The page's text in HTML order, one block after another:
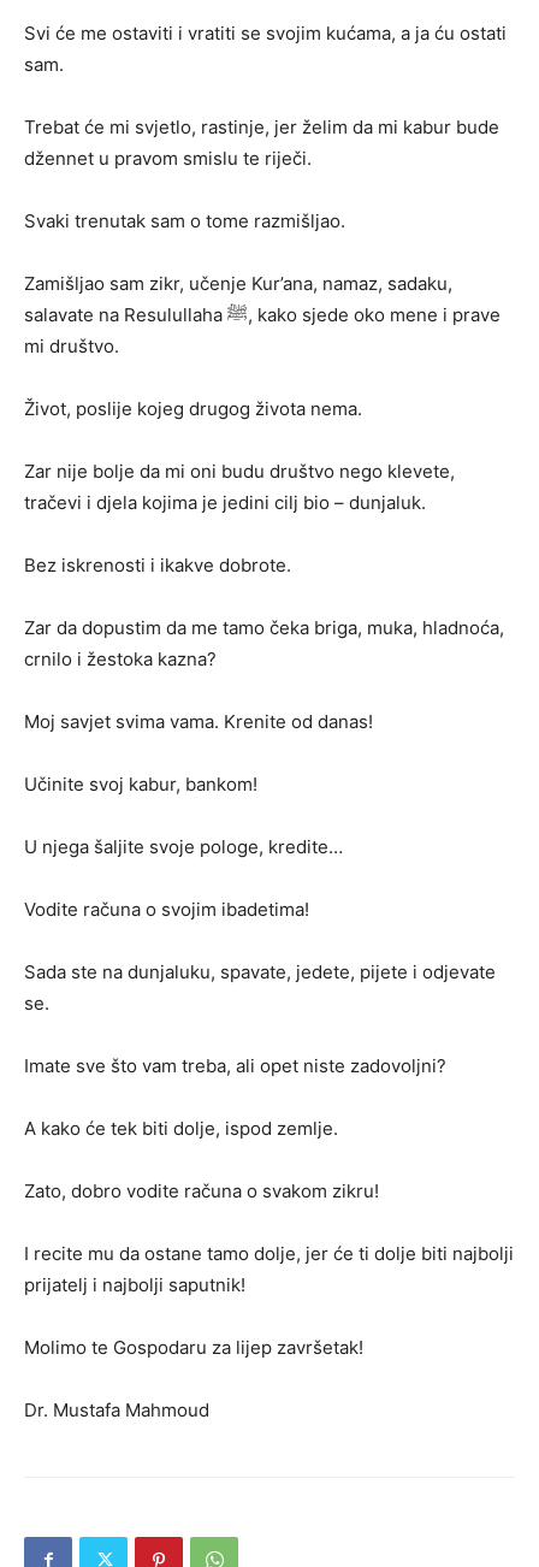
Svi će me ostaviti i vratiti se svojim kućama, a ja ću ostati
sam.
Trebat će mi svjetlo, rastinje, jer želim da mi kabur bude
džennet u pravom smislu te riječi.
Svaki trenutak sam o tome razmišljao.
Zamišljao sam zikr, učenje Kur’ana, namaz, sadaku,
salavate na Resulullaha ﷺ, kako sjede oko mene i prave
mi društvo.
Život, poslije kojeg drugog života nema.
Zar nije bolje da mi oni budu društvo nego klevete,
tračevi i djela kojima je jedini cilj bio – dunjaluk.
Bez iskrenosti i ikakve dobrote.
Zar da dopustim da me tamo čeka briga, muka, hladnoća,
crnilo i žestoka kazna?
Moj savjet svima vama. Krenite od danas!
Učinite svoj kabur, bankom!
U njega šaljite svoje pologe, kredite…
Vodite računa o svojim ibadetima!
Sada ste na dunjaluku, spavate, jedete, pijete i odjevate
se.
Imate sve što vam treba, ali opet niste zadovoljni?
A kako će tek biti dolje, ispod zemlje.
Zato, dobro vodite računa o svakom zikru!
I recite mu da ostane tamo dolje, jer će ti dolje biti najbolji
prijatelj i najbolji saputnik!
Molimo te Gospodaru za lijep završetak!
Dr. Mustafa Mahmoud